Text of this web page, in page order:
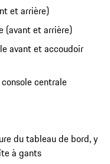
et arrière)
(avant et arrière)
avant et accoudoir
centrale
du tableau de bord, y
à gants